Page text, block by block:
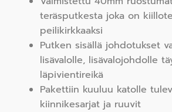
teräsputkesta joka on
peilikirkkaaksi
Putken sisällä johdotukset
lisävalolle, lisävalojohdolle
läpivientireikä
Pakettiin kuuluu katolle
kiinnikesarjat ja ruuvit